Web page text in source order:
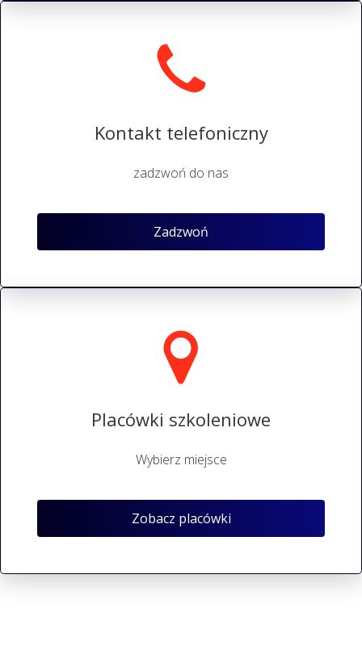
Kontakt telefoniczny
zadzwoń do nas
Zadzwoń
Placówki szkoleniowe
Wybierz miejsce
Zobacz placówki